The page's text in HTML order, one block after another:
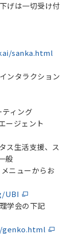
げは一切受け付
sanka.html
ンタラクション
ティング
ージェント
ス生活支援、ス
般
ニューからお
UBI
学会の下記